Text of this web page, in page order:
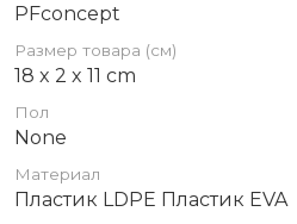
PFconcept
Размер товара (см)
18 x 2 x 11 cm
Пол
None
Материал
Пластик LDPE Пластик EVA